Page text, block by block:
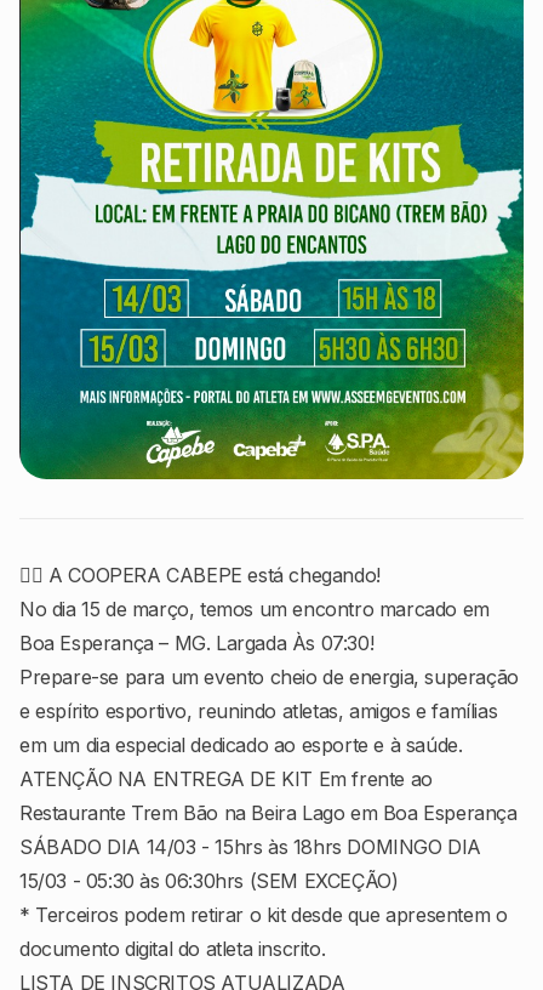
🏃‍♂️ A COOPERA CABEPE está chegando!
No dia 15 de março, temos um encontro marcado em
Boa Esperança – MG. Largada Às 07:30!
Prepare-se para um evento cheio de energia, superação
e espírito esportivo, reunindo atletas, amigos e famílias
em um dia especial dedicado ao esporte e à saúde.
ATENÇÃO NA ENTREGA DE KIT Em frente ao
Restaurante Trem Bão na Beira Lago em Boa Esperança
SÁBADO DIA 14/03 - 15hrs às 18hrs DOMINGO DIA
15/03 - 05:30 às 06:30hrs (SEM EXCEÇÃO)
* Terceiros podem retirar o kit desde que apresentem o
documento digital do atleta inscrito.
LISTA DE INSCRITOS ATUALIZADA